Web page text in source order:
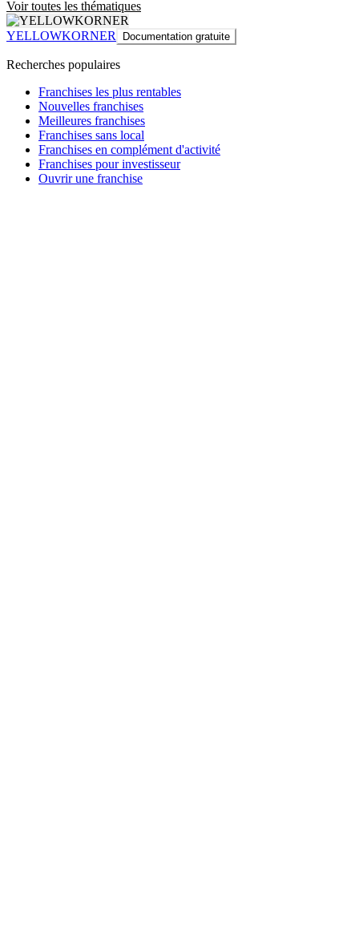
Voir toutes les thématiques
YELLOWKORNER Documentation gratuite
Recherches populaires
Franchises les plus rentables
Nouvelles franchises
Meilleures franchises
Franchises sans local
Franchises en complément d'activité
Franchises pour investisseur
Ouvrir une franchise